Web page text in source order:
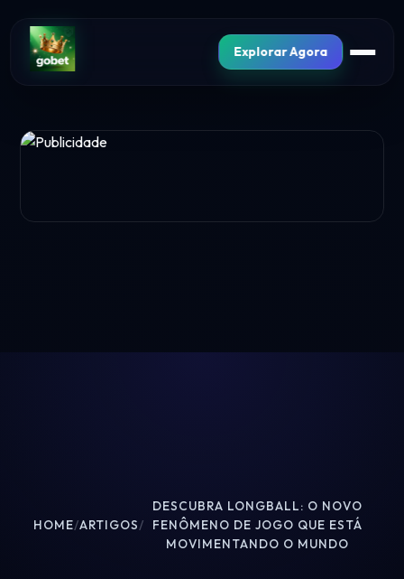
Explorar Agora
HOME/ARTIGOS/
DESCUBRA LONGBALL: O NOVO
FENÔMENO DE JOGO QUE ESTÁ
MOVIMENTANDO O MUNDO